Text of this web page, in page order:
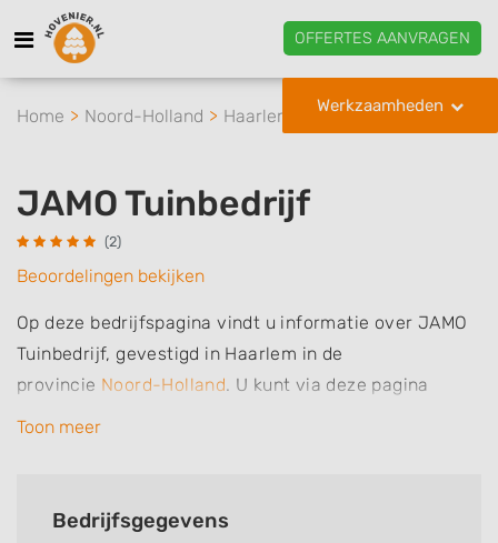
OFFERTES AANVRAGEN
Werkzaamheden
Home Noord-Holland Haarlem JAMO Tuinbedrijf
JAMO Tuinbedrijf
(2)
Beoordelingen bekijken
Op deze bedrijfspagina vindt u informatie over JAMO
Tuinbedrijf, gevestigd in Haarlem in de
provincie Noord-Holland. U kunt via deze pagina
eenvoudig contact met het bedrijf opnemen door te
kunt u snel zien welke zaken JAMO Tuinbedrijf voor u
Toon meer
Bedrijfsgegevens